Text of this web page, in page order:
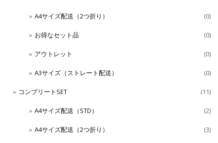
A4サイズ配送（2つ折り） (0)
お得なセット品 (0)
アウトレット (0)
A3サイズ（ストレート配送） (0)
コンプリートSET (11)
A4サイズ配送（STD） (2)
A4サイズ配送（2つ折り） (3)